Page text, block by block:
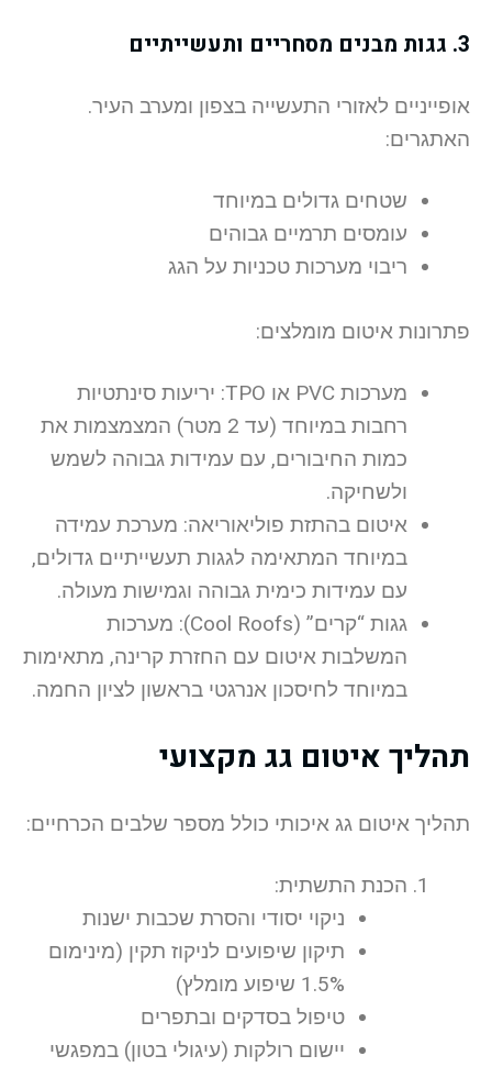
3. גגות מבנים מסחריים ותעשייתיים
אופייניים לאזורי התעשייה בצפון ומערב העיר.
האתגרים:
שטחים גדולים במיוחד
עומסים תרמיים גבוהים
ריבוי מערכות טכניות על הגג
פתרונות איטום מומלצים:
מערכות PVC או TPO: יריעות סינתטיות
רחבות במיוחד (עד 2 מטר) המצמצמות את
כמות החיבורים, עם עמידות גבוהה לשמש
ולשחיקה.
איטום בהתזת פוליאוריאה: מערכת עמידה
במיוחד המתאימה לגגות תעשייתיים גדולים,
עם עמידות כימית גבוהה וגמישות מעולה.
גגות “קרים” (Cool Roofs): מערכות
המשלבות איטום עם החזרת קרינה, מתאימות
במיוחד לחיסכון אנרגטי בראשון לציון החמה.
תהליך איטום גג מקצועי
תהליך איטום גג איכותי כולל מספר שלבים הכרחיים:
הכנת התשתית:
ניקוי יסודי והסרת שכבות ישנות
תיקון שיפועים לניקוז תקין (מינימום
1.5% שיפוע מומלץ)
טיפול בסדקים ובתפרים
יישום רולקות (עיגולי בטון) במפגשי